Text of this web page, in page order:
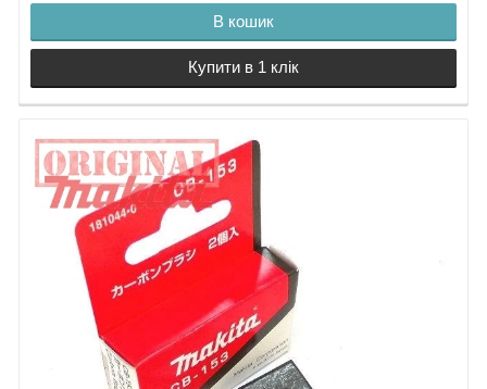
В кошик
Купити в 1 клік